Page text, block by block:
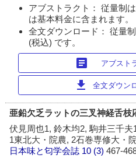
アブストラクト： 従量制
は基本料金に含まれます。
全文ダウンロード： 従量
(税込) です。
article アブスト
download 全文ダウン
亜鉛欠乏ラットの三叉神経舌
伏見周也1, 鈴木均2, 駒井三千夫
1東北大・院農, 2石巻専修大・
日本味と匂学会誌 10 (3)467-